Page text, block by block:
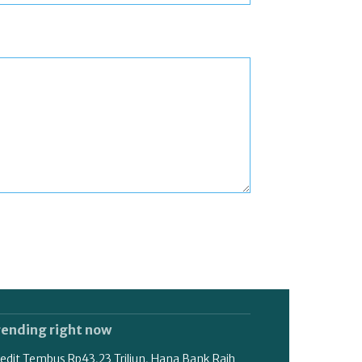
right now
Tembus Rp43,23 Triliun, Hana Bank Raih